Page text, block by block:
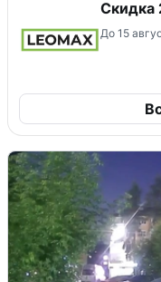
Скидка
До 15